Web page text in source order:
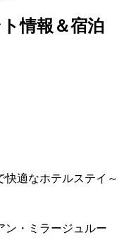
情報＆宿泊
適なホテルステイ～
ン・ミラージュルー